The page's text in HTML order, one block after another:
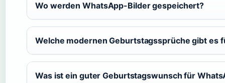
Wo werden WhatsApp-Bilder gespeichert?
Welche modernen Geburtstagssprüche gibt es
Was ist ein guter Geburtstagswunsch für